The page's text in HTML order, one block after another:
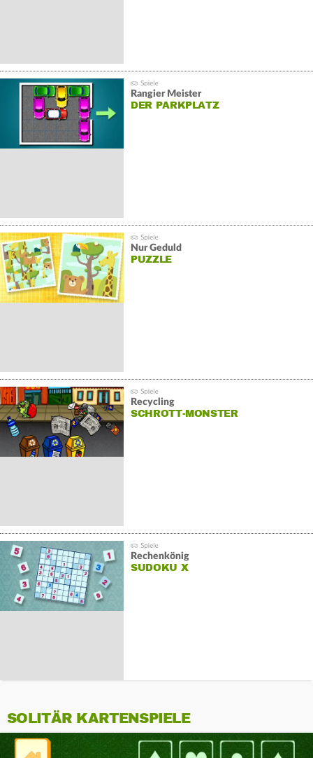
Rangier Meister
DER PARKPLATZ
Nur Geduld
PUZZLE
Recycling
SCHROTT-MONSTER
Rechenkönig
SUDOKU X
SOLITÄR KARTENSPIELE